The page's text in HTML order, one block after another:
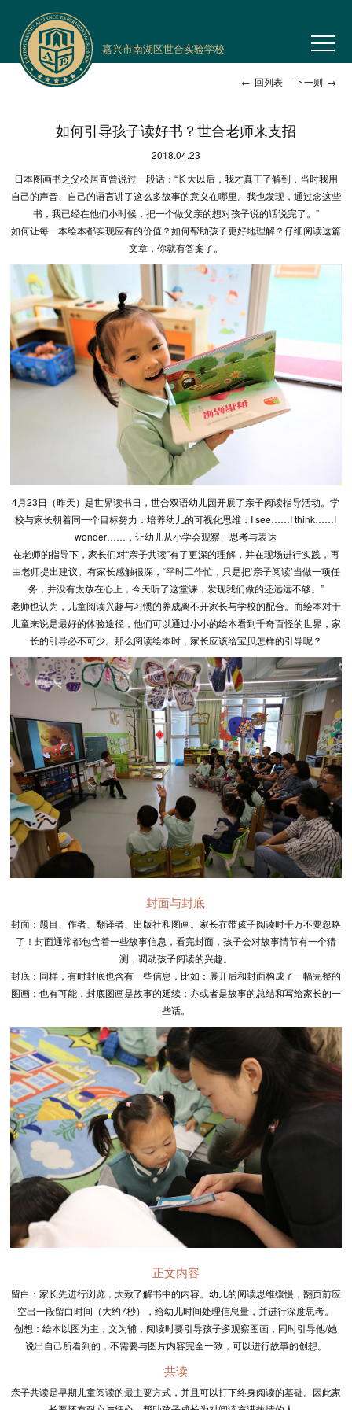
嘉兴市南湖区世合实验学校
← 回列表 下一则 →
如何引导孩子读好书？世合老师来支招
2018.04.23
日本图画书之父松居直曾说过一段话：“长大以后，我才真正了解到，当时我用
自己的声音、自己的语言讲了这么多故事的意义在哪里。我也发现，通过念这些
书，我已经在他们小时候，把一个做父亲的想对孩子说的话说完了。”
如何让每一本绘本都实现应有的价值？如何帮助孩子更好地理解？仔细阅读这篇
文章，你就有答案了。
4月23日（昨天）是世界读书日，世合双语幼儿园开展了亲子阅读指导活动。学
校与家长朝着同一个目标努力：培养幼儿的可视化思维：I see……I think……I
wonder……，让幼儿从小学会观察、思考与表达
在老师的指导下，家长们对“亲子共读”有了更深的理解，并在现场进行实践，再
由老师提出建议。有家长感触很深，“平时工作忙，只是把‘亲子阅读’当做一项任
务，并没有太放在心上，今天听了这堂课，发现我们做的还远远不够。”
老师也认为，儿童阅读兴趣与习惯的养成离不开家长与学校的配合。而绘本对于
儿童来说是最好的体验途径，他们可以通过小小的绘本看到千奇百怪的世界，家
长的引导必不可少。那么阅读绘本时，家长应该给宝贝怎样的引导呢？
封面与封底
封面：题目、作者、翻译者、出版社和图画。家长在带孩子阅读时千万不要忽略
了！封面通常都包含着一些故事信息，看完封面，孩子会对故事情节有一个猜
测，调动孩子阅读的兴趣。
封底：同样，有时封底也含有一些信息，比如：展开后和封面构成了一幅完整的
图画；也有可能，封底图画是故事的延续；亦或者是故事的总结和写给家长的一
些话。
正文内容
留白：家长先进行浏览，大致了解书中的内容。幼儿的阅读思维缓慢，翻页前应
空出一段留白时间（大约7秒），给幼儿时间处理信息量，并进行深度思考。
创想：绘本以图为主，文为辅，阅读时要引导孩子多观察图画，同时引导他/她
说出自己所看到的，不需要与图片内容完全一致，可以进行故事的创想。
共读
亲子共读是早期儿童阅读的最主要方式，并且可以打下终身阅读的基础。因此家